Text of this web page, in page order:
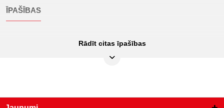
ĪPAŠĪBAS
RG58/RG59/RG62
Rādīt citas īpašības